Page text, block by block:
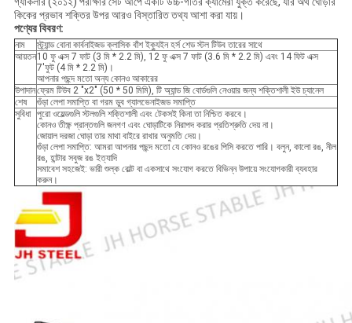
কিকের প্রভাব শক্তির উপর আরও বিস্তারিত তথ্য আশা করা যায়।
পণ্যের বিবরণ:
নাম
স্ট্র্যান্ড বোনা কার্বনাইজড ক্লাসিক বাঁশ ইক্যুইন হর্স শেড স্টল টিউব তারের সাথে
আয়তন10 ফু এক্স 7 ফাট (3 মি * 2.2 মি), 12 ফু এক্স 7 ফাট (3.6 মি * 2.2 মি) এবং 14 ফিট এক্স
7'ফুট (4 মি * 2.2 মি)।
আপনার পছন্দ মতো অন্য কোনও আকারের
উপাদানফ্রেম টিউব 2 "x2" (50 * 50 মিমি), টি অ্যান্ড জি বোর্ডগুলি নেওয়ার জন্য শক্তিশালী ইউ চ্যানেল
শেষ
গুঁড়া লেপা সমাপ্তি বা গরম ডুব গ্যালভেনাইজড সমাপ্তি
সুবিধা পুরো ওয়েল্ডগুলি স্টলগুলি শক্তিশালী এবং টেকসই কিনা তা নিশ্চিত করবে।
কোনও তীক্ষ্ণ প্রান্তগুলি জনগণ এবং ঘোড়াটিকে নিরাপদ করার প্রতিশ্রুতি দেয় না।
জোয়াল দরজা ঘোড়া তার মাথা বাইরে রাখার অনুমতি দেয়।
গুঁড়া লেপা সমাপ্তি: আমরা আপনার পছন্দ মতো যে কোনও রঙের পিসি করতে পারি। বলুন, কালো রঙ, নীল
রঙ, হান্টার সবুজ রঙ ইত্যাদি
সমাবেশ সহজেই: ভারী শুল্ক বোল্ট বা একসাথে সংযোগ করতে বিভিন্ন উপায়ে সংযোগকারী ব্যবহার
করুন।